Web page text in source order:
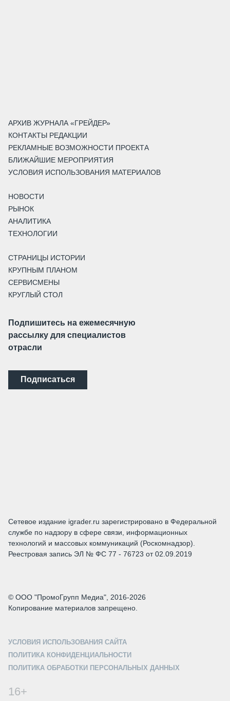
АРХИВ ЖУРНАЛА «ГРЕЙДЕР»
КОНТАКТЫ РЕДАКЦИИ
РЕКЛАМНЫЕ ВОЗМОЖНОСТИ ПРОЕКТА
БЛИЖАЙШИЕ МЕРОПРИЯТИЯ
УСЛОВИЯ ИСПОЛЬЗОВАНИЯ МАТЕРИАЛОВ
НОВОСТИ
РЫНОК
АНАЛИТИКА
ТЕХНОЛОГИИ
СТРАНИЦЫ ИСТОРИИ
КРУПНЫМ ПЛАНОМ
СЕРВИСМЕНЫ
КРУГЛЫЙ СТОЛ
Подпишитесь на ежемесячную
рассылку для специалистов
отрасли
Подписаться
Сетевое издание igrader.ru зарегистрировано в Федеральной
службе по надзору в сфере связи, информационных
технологий и массовых коммуникаций (Роскомнадзор).
Реестровая запись ЭЛ № ФС 77 - 76723 от 02.09.2019
© ООО "ПромоГрупп Медиа", 2016-2026
Копирование материалов запрещено.
УСЛОВИЯ ИСПОЛЬЗОВАНИЯ САЙТА
ПОЛИТИКА КОНФИДЕНЦИАЛЬНОСТИ
ПОЛИТИКА ОБРАБОТКИ ПЕРСОНАЛЬНЫХ ДАННЫХ
16+